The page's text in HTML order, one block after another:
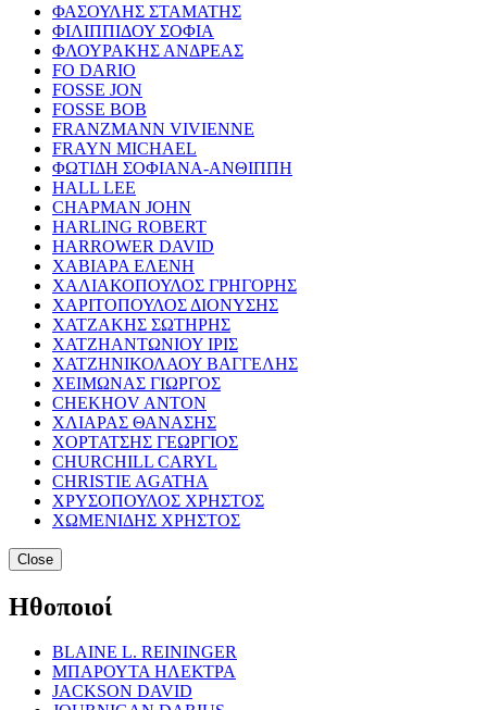
ΦΑΣΟΥΛΗΣ ΣΤΑΜΑΤΗΣ
ΦΙΛΙΠΠΙΔΟΥ ΣΟΦΙΑ
ΦΛΟΥΡΑΚΗΣ ΑΝΔΡΕΑΣ
FO DARIO
FOSSE JON
FOSSE BOB
FRANZMANN VIVIENNE
FRAYN MICHAEL
ΦΩΤΙΔΗ ΣΟΦΙΑΝΑ-ΑΝΘΙΠΠΗ
HALL LEE
CHAPMAN JOHN
HARLING ROBERT
HARROWER DAVID
ΧΑΒΙΑΡΑ ΕΛΕΝΗ
ΧΑΛΙΑΚΟΠΟΥΛΟΣ ΓΡΗΓΟΡΗΣ
ΧΑΡΙΤΟΠΟΥΛΟΣ ΔΙΟΝΥΣΗΣ
ΧΑΤΖΑΚΗΣ ΣΩΤΗΡΗΣ
ΧΑΤΖΗΑΝΤΩΝΙΟΥ ΙΡΙΣ
ΧΑΤΖΗΝΙΚΟΛΑΟΥ ΒΑΓΓΕΛΗΣ
ΧΕΙΜΩΝΑΣ ΓΙΩΡΓΟΣ
CHEKHOV ANTON
ΧΛΙΑΡΑΣ ΘΑΝΑΣΗΣ
ΧΟΡΤΑΤΣΗΣ ΓΕΩΡΓΙΟΣ
CHURCHILL CARYL
CHRISTIE AGATHA
ΧΡΥΣΟΠΟΥΛΟΣ ΧΡΗΣΤΟΣ
ΧΩΜΕΝΙΔΗΣ ΧΡΗΣΤΟΣ
Close
Ηθοποιοί
BLAINE L. REININGER
ΜΠΑΡΟΥΤΑ ΗΛΕΚΤΡΑ
JACKSON DAVID